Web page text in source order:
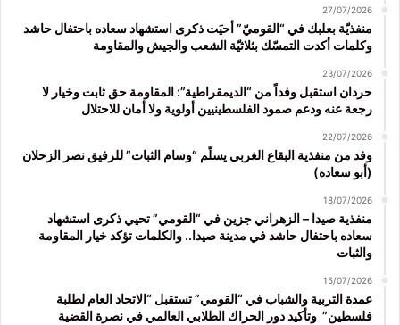
27/07/2026
منفذيّة بعلبك في “القوميّ” أحيَت ذكرى استشهاد سعاده باحتفال حاشد
وكلمات أكدت التمسّك بثلاثيّة الشعب والجيش والمقاومة
23/07/2026
حردان استقبل وفداً من “الديمقراطية”: المقاومة حق ثابت وخيار لا
رجعة عنه ودعم صمود الفلسطينيين أولوية ولا أمان للاحتلال
22/07/2026
وفد من منفذية البقاع الغربي يسلّم “وسام الثبات” للرفيق نصر الزحلان
(أبو سعاده)
18/07/2026
منفذية صيدا – الزهراني جزين في “القومي” تحيي ذكرى استشهاد
سعاده باحتفال حاشد في مدينة صيدا.. والكلمات تؤكد خيار المقاومة
والثبات
15/07/2026
عمدة التربية والشباب في “القومي” تستقبل “الاتحاد العام لطلبة
فلسطين” وتأكيد دور الحراك الطلابي العالمي في نصرة القضية